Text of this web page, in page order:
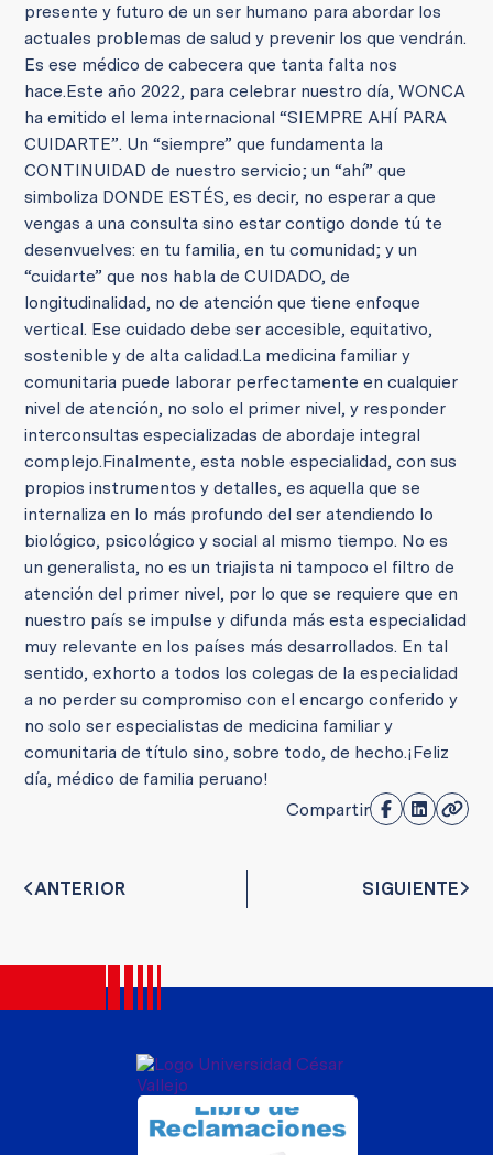
presente y futuro de un ser humano para abordar los
actuales problemas de salud y prevenir los que vendrán.
Es ese médico de cabecera que tanta falta nos
hace.Este año 2022, para celebrar nuestro día, WONCA
ha emitido el lema internacional “SIEMPRE AHÍ PARA
CUIDARTE”. Un “siempre” que fundamenta la
CONTINUIDAD de nuestro servicio; un “ahí” que
simboliza DONDE ESTÉS, es decir, no esperar a que
vengas a una consulta sino estar contigo donde tú te
desenvuelves: en tu familia, en tu comunidad; y un
“cuidarte” que nos habla de CUIDADO, de
longitudinalidad, no de atención que tiene enfoque
vertical. Ese cuidado debe ser accesible, equitativo,
sostenible y de alta calidad.La medicina familiar y
comunitaria puede laborar perfectamente en cualquier
nivel de atención, no solo el primer nivel, y responder
interconsultas especializadas de abordaje integral
complejo.Finalmente, esta noble especialidad, con sus
propios instrumentos y detalles, es aquella que se
internaliza en lo más profundo del ser atendiendo lo
biológico, psicológico y social al mismo tiempo. No es
un generalista, no es un triajista ni tampoco el filtro de
atención del primer nivel, por lo que se requiere que en
nuestro país se impulse y difunda más esta especialidad
muy relevante en los países más desarrollados. En tal
sentido, exhorto a todos los colegas de la especialidad
a no perder su compromiso con el encargo conferido y
no solo ser especialistas de medicina familiar y
comunitaria de título sino, sobre todo, de hecho.¡Feliz
día, médico de familia peruano!
Compartir
ANTERIOR SIGUIENTE